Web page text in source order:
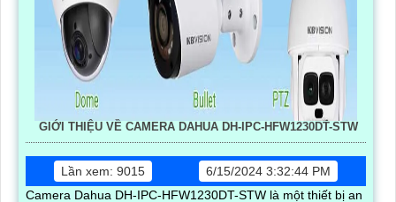
GIỚI THIỆU VỀ CAMERA DAHUA DH-IPC-HFW1230DT-STW
Lần xem: 9015
6/15/2024 3:32:44 PM
Camera Dahua DH-IPC-HFW1230DT-STW là một thiết bị an